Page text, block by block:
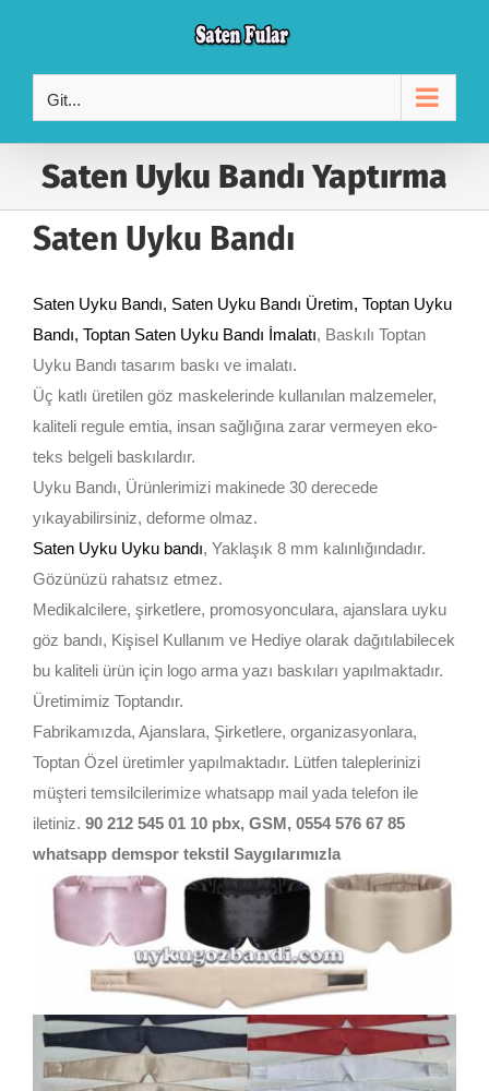
content
Git...
Saten Uyku Bandı Yaptırma
Saten Uyku Bandı
Saten Uyku Bandı, Saten Uyku Bandı Üretim, Toptan Uyku
Bandı, Toptan Saten Uyku Bandı İmalatı, Baskılı Toptan
Uyku Bandı tasarım baskı ve imalatı.
Üç katlı üretilen göz maskelerinde kullanılan malzemeler,
kaliteli regule emtia, insan sağlığına zarar vermeyen eko-
teks belgeli baskılardır.
Uyku Bandı, Ürünlerimizi makinede 30 derecede
yıkayabilirsiniz, deforme olmaz.
Saten Uyku Uyku bandı, Yaklaşık 8 mm kalınlığındadır.
Gözünüzü rahatsız etmez.
Medikalcilere, şirketlere, promosyonculara, ajanslara uyku
göz bandı, Kişisel Kullanım ve Hediye olarak dağıtılabilecek
bu kaliteli ürün için logo arma yazı baskıları yapılmaktadır.
Üretimimiz Toptandır.
Fabrikamızda, Ajanslara, Şirketlere, organizasyonlara,
Toptan Özel üretimler yapılmaktadır. Lütfen taleplerinizi
müşteri temsilcilerimize whatsapp mail yada telefon ile
iletiniz. 90 212 545 01 10 pbx, GSM, 0554 576 67 85
whatsapp demspor tekstil Saygılarımızla